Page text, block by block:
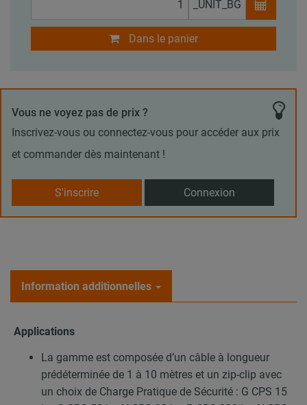
_UNIT_BG
Dans le panier
Vous ne voyez pas de prix ?
Inscrivez-vous ou connectez-vous pour accéder aux prix
et commander dès maintenant !
S'inscrire Connexion
Information additionnelles
Applications
La gamme est composée d’un câble à longueur
prédéterminée de 1 à 10 mètres et un zip-clip avec
un choix de Charge Pratique de Sécurité : G CPS 15